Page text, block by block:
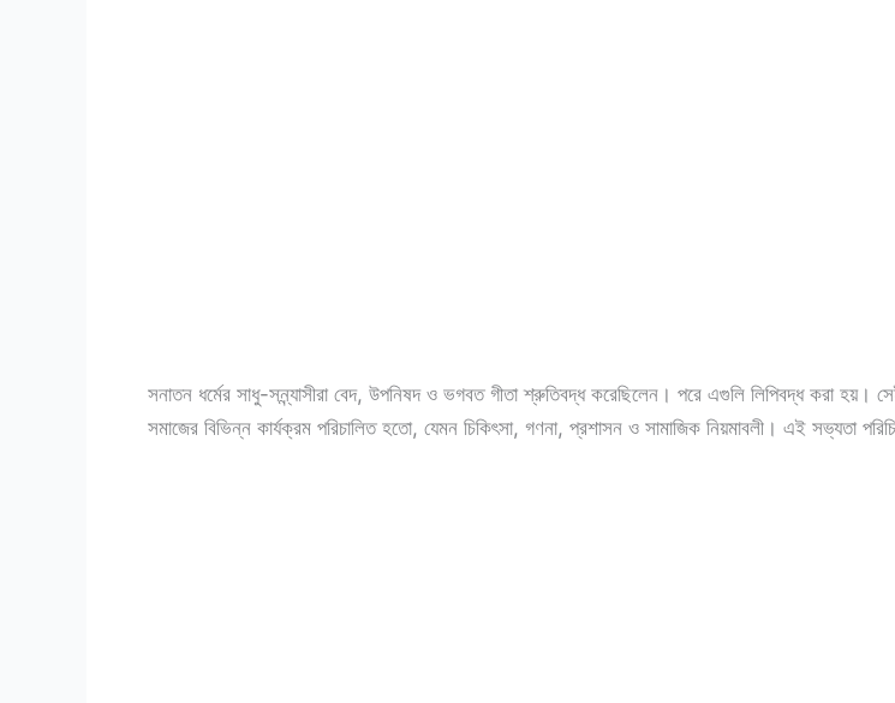
সনাতন ধর্মের সাধু-সন্ন্যাসীরা বেদ, উপনিষদ ও ভগবত গীতা শ্রুতিবদ্ধ করেছিলেন। পরে এগুলি লিপিবদ্ধ করা হয়।
সমাজের বিভিন্ন কার্যক্রম পরিচালিত হতো, যেমন চিকিৎসা, গণনা, প্রশাসন ও সামাজিক নিয়মাবলী। এই সভ্যতা